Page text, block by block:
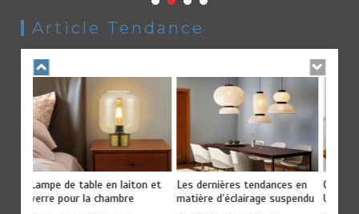
décoration de restaurant
1 juillet 2026 16 minutes 1 mois
Article Tendance
Lampe de table en laiton et
verre pour la chambre
Les dernières tendances en
matière d’éclairage suspendu